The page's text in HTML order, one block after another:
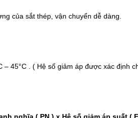
của sắt thép, vận chuyển dễ dàng.
– 45°C . ( Hệ số giảm áp được xác định